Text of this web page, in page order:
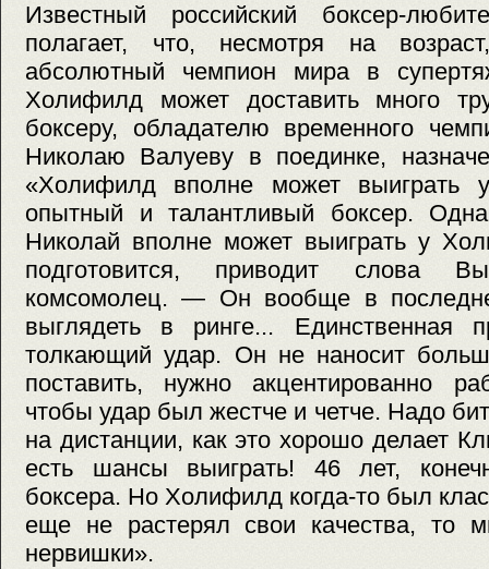
Известный российский боксер-
полагает, что, несмотря на
абсолютный чемпион мира в
Холифилд может доставить много
боксеру, обладателю временного
Николаю Валуеву в поединке,
«Холифилд вполне может выиграть
опытный и талантливый боксер.
Николай вполне может выиграть у
подготовится, приводит слова
комсомолец. — Он вообще в
выглядеть в ринге... Единственная
толкающий удар. Он не наносит
поставить, нужно акцентированно
чтобы удар был жестче и четче. Надо
на дистанции, как это хорошо делает
есть шансы выиграть! 46 лет,
боксера. Но Холифилд когда-то был
еще не растерял свои качества, то
нервишки».